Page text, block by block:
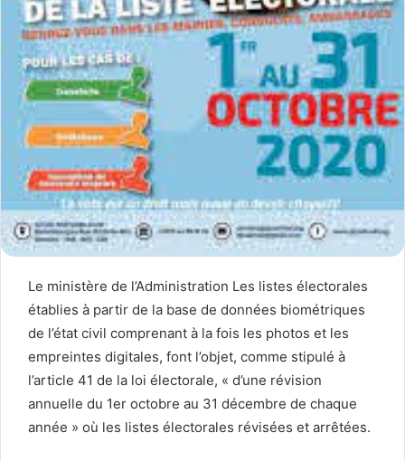
Le ministère de l’Administration Les listes électorales
établies à partir de la base de données biométriques
de l’état civil comprenant à la fois les photos et les
empreintes digitales, font l’objet, comme stipulé à
l’article 41 de la loi électorale, « d’une révision
annuelle du 1er octobre au 31 décembre de chaque
année » où les listes électorales révisées et arrêtées.